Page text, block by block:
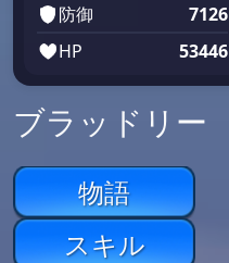
防御
7126
HP
53446
ブラッドリー
物語
スキル